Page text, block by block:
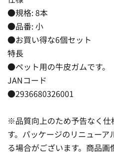
●規格: 8本
●品番: 小
●お買い得な6個セット
特長
●ペット用の牛皮ガムです。
JANコード
●2936680326001
※品質向上のため予告なく仕
す。パッケージのリニュー
る場合がございます。商品画